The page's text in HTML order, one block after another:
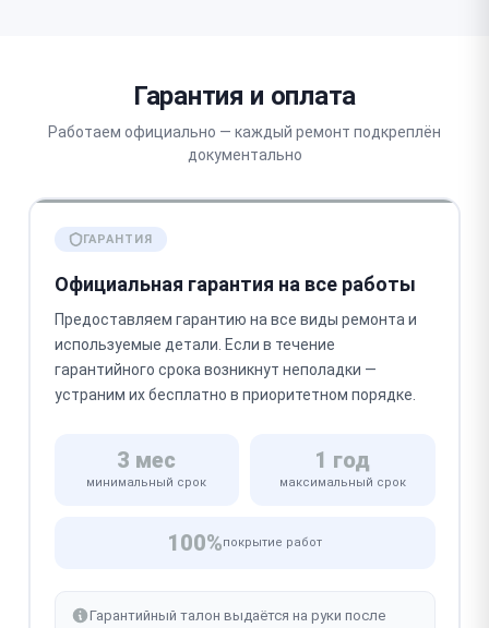
Гарантия и оплата
Работаем официально — каждый ремонт подкреплён
документально
ГАРАНТИЯ
Официальная гарантия на все работы
Предоставляем гарантию на все виды ремонта и
используемые детали. Если в течение
гарантийного срока возникнут неполадки —
устраним их бесплатно в приоритетном порядке.
3 мес
минимальный срок
1 год
максимальный срок
100%покрытие работ
Гарантийный талон выдаётся на руки после